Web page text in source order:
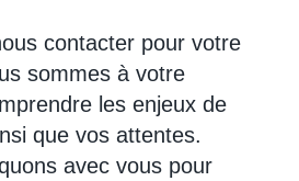
contacter pour votre
sommes à votre
les enjeux de
que vos attentes.
avec vous pour